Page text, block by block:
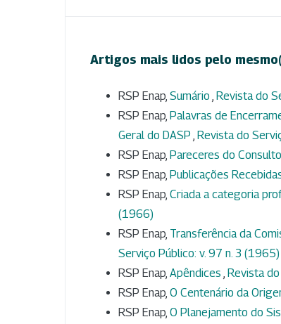
Artigos mais lidos pelo
RSP Enap, Sumário Revista do
RSP Enap, Palavras de
Geral do DASP Revista do
RSP Enap, Pareceres do
RSP Enap, Publicações
RSP Enap, Criada a categoria
(1966)
RSP Enap, Transferência da
Serviço Público: v. 97 n. 3 (1965)
RSP Enap, Apêndices Revista
RSP Enap, O Centenário da
RSP Enap, O Planejamento do